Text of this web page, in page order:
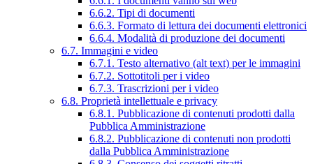
6.6.2. Tipi di documenti
6.6.3. Formato di lettura dei documenti elettronici
6.6.4. Modalità di produzione dei documenti
6.7. Immagini e video
6.7.1. Testo alternativo (alt text) per le immagini
6.7.2. Sottotitoli per i video
6.7.3. Trascrizioni per i video
6.8. Proprietà intellettuale e privacy
6.8.1. Pubblicazione di contenuti prodotti dalla
Pubblica Amministrazione
6.8.2. Pubblicazione di contenuti non prodotti
dalla Pubblica Amministrazione